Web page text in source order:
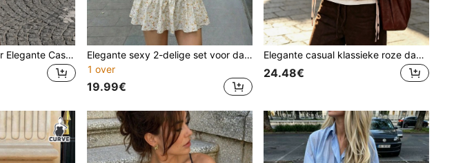
Dames Herfst/Winter Elegante Casual Trenchcoat met Opstaande Kraag en Contrastkleurige Patchwork - Voorkant met Knoopsluiting, Riem, Losse Pasvorm, Zijzakken
Elegante sexy 2-delige set voor dames met kleine bloemenprint - ruchesmouwen, holle knopen, ruchesrand, camisole top, A-lijn geplooide rok met elastische taille, lente/zomer
1 over
19.99€
Elegante casual klassieke roze damesjas met stippenpatroon en opgestikte zakken voor herfst/winter - recht model met lange mouwen, echte zakken, opstaande kraag, trekkoord in de zoom, strikkraag, knopen aan de voorkant, verlaagde schouders
24.48€